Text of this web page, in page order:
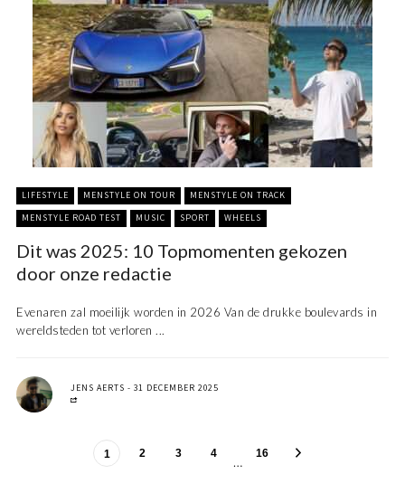
LIFESTYLE MENSTYLE ON TOUR
MENSTYLE ON TRACK
MENSTYLE ROAD TEST
MUSIC SPORT WHEELS
Dit was 2025: 10 Topmomenten gekozen
door onze redactie
Evenaren zal moeilijk worden in 2026 Van de drukke boulevards in
wereldsteden tot verloren ...
JENS AERTS 31 DECEMBER 2025
1 2 3 4 … 16